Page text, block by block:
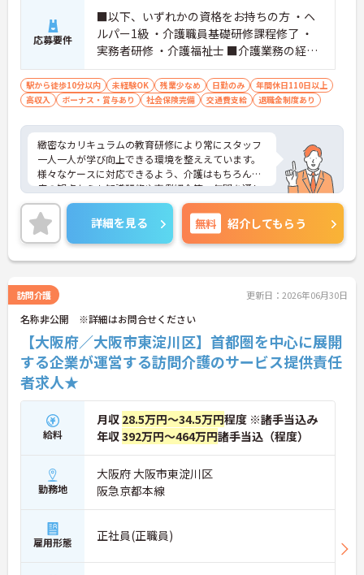
応募要件
■以下、いずれかの資格をお持ちの方 ・ヘ
ルパー1級 ・介護職員基礎研修課程修了 ・
実務者研修 ・介護福祉士 ■介護業務の経験
がある方
駅から徒歩10分以内 未経験OK 残業少なめ 日勤のみ
年間休日110日以上
高収入
ボーナス・賞与あり 社会保険完備 交通費支給 退職金制度あり
緻密なカリキュラムの教育研修により常にスタッフ
一人一人が学び向上できる環境を整ええています。
様々なケースに対応できるよう、介護はもちろん医
療の観点からも知識研修や事例紹介等、年間を通し
て各サービスのスタッフから幹部社員まで教育研修
を行っています。詳細を見る 無料 紹介してもらう
訪問介護 更新日：2026年06月30日
名称非公開 ※詳細はお問合せください
【大阪府／大阪市東淀川区】首都圏を中心に展開
する企業が運営する訪問介護のサービス提供責任
者求人★
給料
月収 28.5万円～34.5万円程度 ※諸手当込み
年収392万円～464万円諸手当込（程度）
勤務地
大阪府 大阪市東淀川区
阪急京都本線
雇用形態 正社員(正職員)